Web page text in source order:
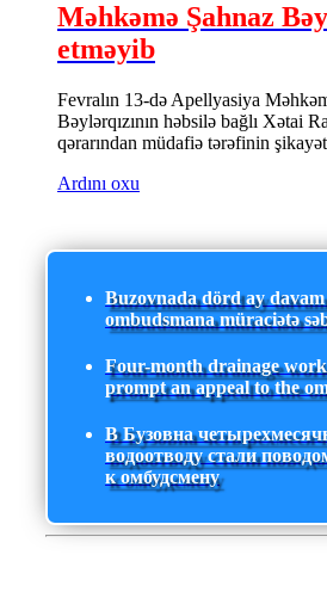
Məhkəmə Şahnaz
etməyib
Fevralın 13-də Apellyasiya
Bəylərqızının həbsilə bağlı Xətai
qərarından müdafiə tərəfinin
Ardını oxu
Buzovnada dörd ay
ombudsmana müraciətə
Four-month drainage
prompt an appeal to the
В Бузовна
водоотводу стали
к омбудсмену